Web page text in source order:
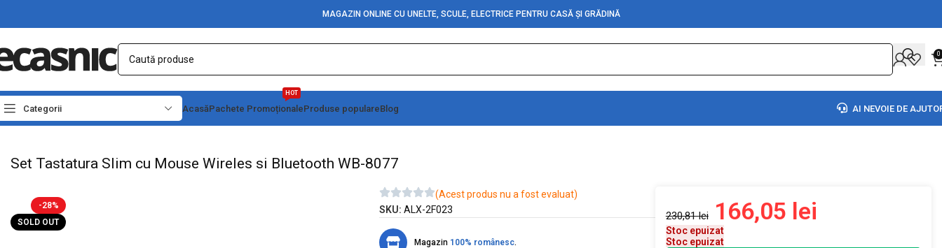
MAGAZIN ONLINE CU UNELTE, SCULE, ELECTRICE PENTRU CASĂ ȘI GRĂDINĂ
0
Categorii AcasăPachete Promoționale
HOT
Produse populareBlog AI NEVOIE DE
Prima pagină Electrice Accesorii PC-Laptop-Telefon
Set Tastatura Slim cu Mouse Wireles si Bluetooth WB-8077
-28%
SOLD OUT
(Acest produs nu a fost evaluat)
SKU: ALX-2F023
Magazin 100% românesc.
230,81lei 166,05 lei
Stoc epuizat
Stoc epuizat